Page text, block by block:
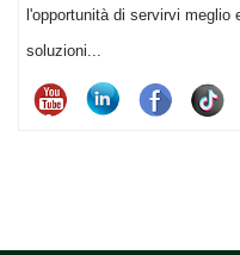
può avere un impatto
l'opportunità di servirvi meglio
soluzioni...